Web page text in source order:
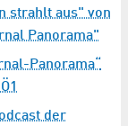
strahlt aus" von
Panorama"
Panorama“
der